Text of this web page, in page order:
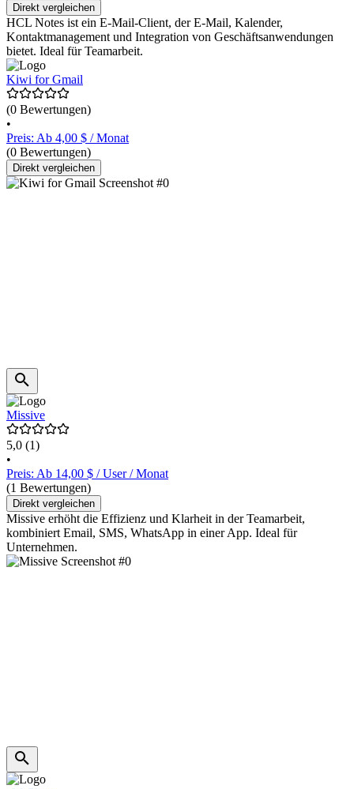
Direkt vergleichen
HCL Notes ist ein E-Mail-Client, der E-Mail, Kalender,
Kontaktmanagement und Integration von Geschäftsanwendungen
bietet. Ideal für Teamarbeit.
Kiwi for Gmail
(0 Bewertungen)
•
Preis: Ab 4,00 $ / Monat
(0 Bewertungen)
Direkt vergleichen
Missive
5,0 (1)
•
Preis: Ab 14,00 $ / User / Monat
(1 Bewertungen)
Direkt vergleichen
Missive erhöht die Effizienz und Klarheit in der Teamarbeit,
kombiniert Email, SMS, WhatsApp in einer App. Ideal für
Unternehmen.